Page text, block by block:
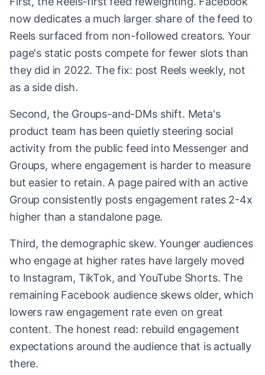
now dedicates a much larger share of the feed to
Reels surfaced from non-followed creators. Your
page's static posts compete for fewer slots than
they did in 2022. The fix: post Reels weekly, not
as a side dish.
Second, the Groups-and-DMs shift. Meta's
product team has been quietly steering social
activity from the public feed into Messenger and
Groups, where engagement is harder to measure
but easier to retain. A page paired with an active
Group consistently posts engagement rates 2-4x
higher than a standalone page.
Third, the demographic skew. Younger audiences
who engage at higher rates have largely moved
to Instagram, TikTok, and YouTube Shorts. The
remaining Facebook audience skews older, which
lowers raw engagement rate even on great
content. The honest read: rebuild engagement
expectations around the audience that is actually
there.